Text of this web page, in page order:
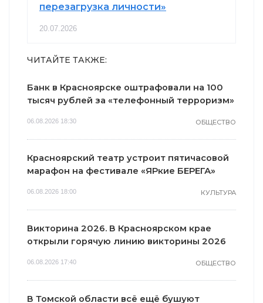
перезагрузка личности»
20.07.2026
ЧИТАЙТЕ ТАКЖЕ:
Банк в Красноярске оштрафовали на 100
тысяч рублей за «телефонный терроризм»
06.08.2026 18:30 ОБЩЕСТВО
Красноярский театр устроит пятичасовой
марафон на фестивале «ЯРкие БЕРЕГА»
06.08.2026 18:00 КУЛЬТУРА
Викторина 2026. В Красноярском крае
открыли горячую линию викторины 2026
06.08.2026 17:40 ОБЩЕСТВО
В Томской области всё ещё бушуют